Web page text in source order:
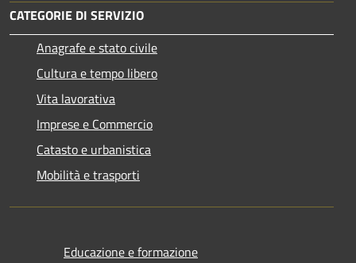
CATEGORIE DI SERVIZIO
Anagrafe e stato civile
Cultura e tempo libero
Vita lavorativa
Imprese e Commercio
Catasto e urbanistica
Mobilità e trasporti
Educazione e formazione